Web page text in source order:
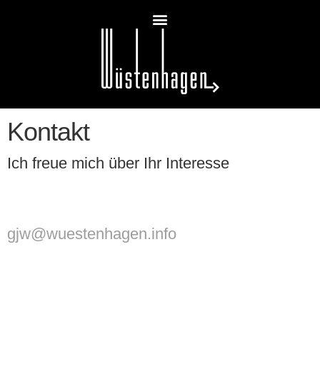
Kontakt
Ich freue mich über Ihr Interesse
gjw@wuestenhagen.info